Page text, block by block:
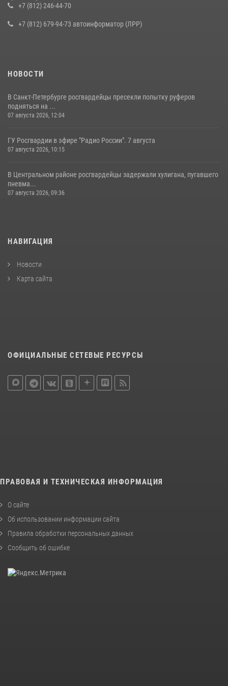
воспитанниками детского клуба «Умные каникулы»
+7 (812) 246-44-70
+7 (812) 679-94-73 автоинформатор (ЛРР)
НОВОСТИ
В Санкт-Петербурге росгвардейцы пресекли попытку руферов
подняться на ...
07 августа 2026, 12:04
ГУ Росгвардии в эфире "Радио России". 7 августа
07 августа 2026, 10:15
В Центральном районе росгвардейцы задержали хулигана, пугавшего
пневма...
07 августа 2026, 09:36
НАВИГАЦИЯ
Новости
Карта сайта
ОФИЦИАЛЬНЫЕ СЕТЕВЫЕ РЕСУРСЫ
ПРАВОВАЯ И ТЕХНИЧЕСКАЯ ИНФОРМАЦИЯ
О сайте
Об использовании информации сайта
Правила обработки персональных данных
Сообщить об ошибке